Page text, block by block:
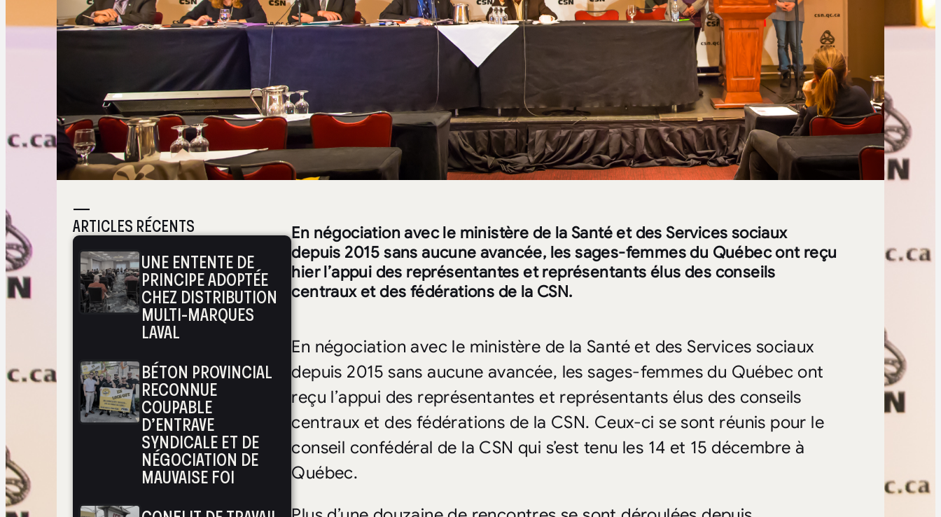
—
ARTICLES RÉCENTS
UNE ENTENTE DE
PRINCIPE ADOPTÉE
CHEZ DISTRIBUTION
MULTI-MARQUES
LAVAL
BÉTON PROVINCIAL
RECONNUE
COUPABLE
D’ENTRAVE
SYNDICALE ET DE
NÉGOCIATION DE
MAUVAISE FOI
En négociation avec le ministère de la Santé et des Services sociaux
depuis 2015 sans aucune avancée, les sages-femmes du Québec ont reçu
hier l’appui des représentantes et représentants élus des conseils
centraux et des fédérations de la CSN.
En négociation avec le ministère de la Santé et des Services sociaux
depuis 2015 sans aucune avancée, les sages-femmes du Québec ont
reçu l’appui des représentantes et représentants élus des conseils
centraux et des fédérations de la CSN. Ceux-ci se sont réunis pour le
conseil confédéral de la CSN qui s’est tenu les 14 et 15 décembre à
Québec.